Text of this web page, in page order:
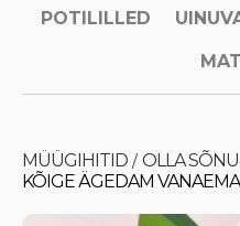
POTILILLED
MÜÜGIHITID / OLLA
KÕIGE ÄGEDAM